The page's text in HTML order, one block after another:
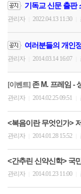
기독교 신문 출판
관리자 2022.04.13 11:30
여러분들의 개인
관리자 2014.03.14 16:07
[이벤트] 존 M. 프레임 -
관리자 2014.02.25 09:51
<복음이란 무엇인가>
관리자 2014.01.28 15:52
<간추린 신약신학> 국
관리자 2014.01.23 11:00